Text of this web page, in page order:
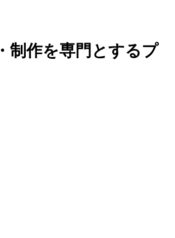
制作を専門とするプ